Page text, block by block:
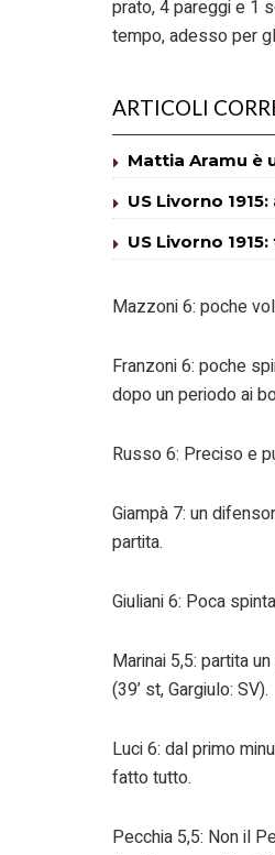
prato, 4 pareggi e 1
tempo, adesso per
ARTICOLI
Mattia Aramu è
US Livorno
US Livorno
Mazzoni 6: poche
Franzoni 6: poche
dopo un periodo ai
Russo 6: Preciso e
Giampà 7: un
partita.
Giuliani 6: Poca
Marinai 5,5: partita
(39’ st, Gargiulo: SV).
Luci 6: dal primo
fatto tutto.
Pecchia 5,5: Non il